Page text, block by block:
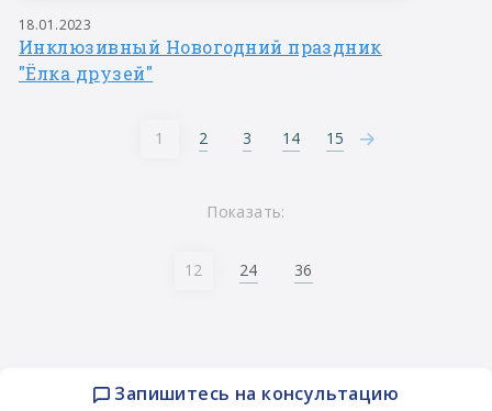
Запишитесь на консультацию
18.01.2023
Инклюзивный Новогодний праздник
"Ёлка друзей"
Показать:
12 24 36
1 2 3 14 15